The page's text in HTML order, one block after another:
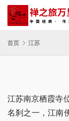
首页 江苏
江苏南京栖霞寺
名刹之一，江南